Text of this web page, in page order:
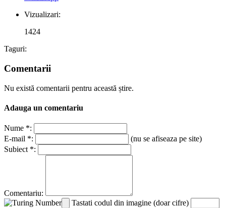
Vizualizari:
1424
Taguri:
Comentarii
Nu există comentarii pentru această știre.
Adauga un comentariu
Nume *:
E-mail *:
(nu se afiseaza pe site)
Subiect *:
Comentariu:
Tastati codul din imagine (doar cifre)